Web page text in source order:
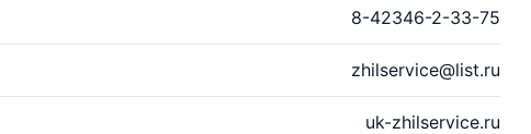
8-42346-2-33-75
zhilservice@list.ru
uk-zhilservice.ru